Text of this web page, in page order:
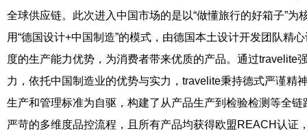
全球供应链。此次进入中国市场的是以“做懂旅行的好箱子”为
用“德国设计+中国制造”的模式，由德国本土设计开发团队精
度的生产能力优势，为消费者带来优质的产品。通过travelite
力，依托中国制造业的优势与实力，travelite秉持德式严谨精
生产和管理标准为自驱，构建了从产品生产到检验检测等全
严苛的多维度品控流程，且所有产品均获得欧盟REACH认证